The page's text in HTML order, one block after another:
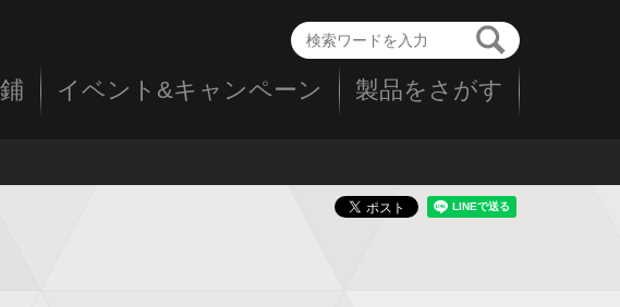
イベント&キャンペーン 製品をさがす